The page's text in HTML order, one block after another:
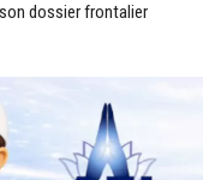
dossier frontalier